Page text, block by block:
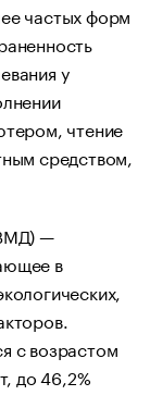
частых форм
у
чтение
средством,
—
в
с возрастом
до 46,2%